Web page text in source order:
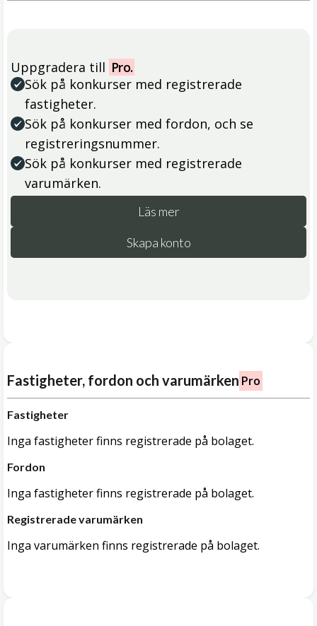
Uppgradera till Pro.
Sök på konkurser med registrerade
fastigheter.
Sök på konkurser med fordon, och se
registreringsnummer.
Sök på konkurser med registrerade
varumärken.
Läs mer
Skapa konto
Fastigheter, fordon och varumärken Pro
Fastigheter
Inga fastigheter finns registrerade på bolaget.
Fordon
Inga fastigheter finns registrerade på bolaget.
Registrerade varumärken
Inga varumärken finns registrerade på bolaget.